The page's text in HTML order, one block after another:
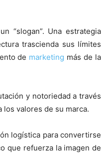
“slogan”. Una estrategia
trascienda sus límites
de marketing más de la
y notoriedad a través
valores de su marca.
logística para convertirse
que refuerza la imagen de